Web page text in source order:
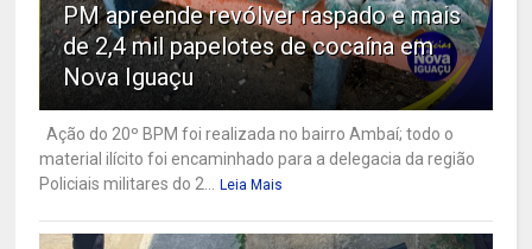
PM apreende revólver raspado e mais
de 2,4 mil papelotes de cocaína em
Nova Iguaçu
Ação do 20º BPM foi realizada no bairro Ambaí; todo o
material ilícito foi encaminhado para a delegacia da região
Policiais militares do 2...
Leia Mais